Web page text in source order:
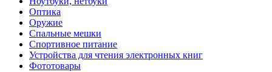
Оптика
Оружие
Спальные мешки
Спортивное питание
Устройства для чтения электронных книг
Фототовары